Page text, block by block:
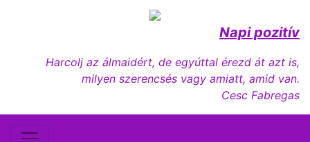
Napi pozitív
Harcolj az álmaidért, de egyúttal érezd át azt is,
milyen szerencsés vagy amiatt, amid van.
Cesc Fabregas